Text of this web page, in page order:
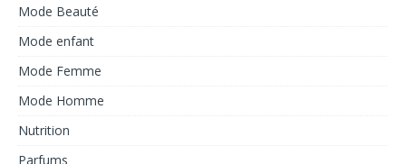
Mode Beauté
Mode enfant
Mode Femme
Mode Homme
Nutrition
Parfums